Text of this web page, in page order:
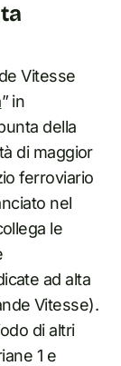
Vitesse
” in
della
di maggior
ferroviario
nel
le
ad alta
Vitesse).
di altri
1 e